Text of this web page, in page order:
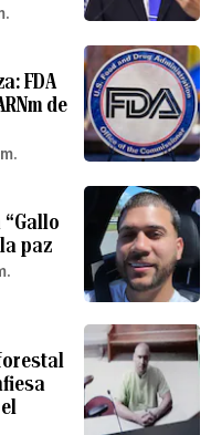
FDA
de
paz